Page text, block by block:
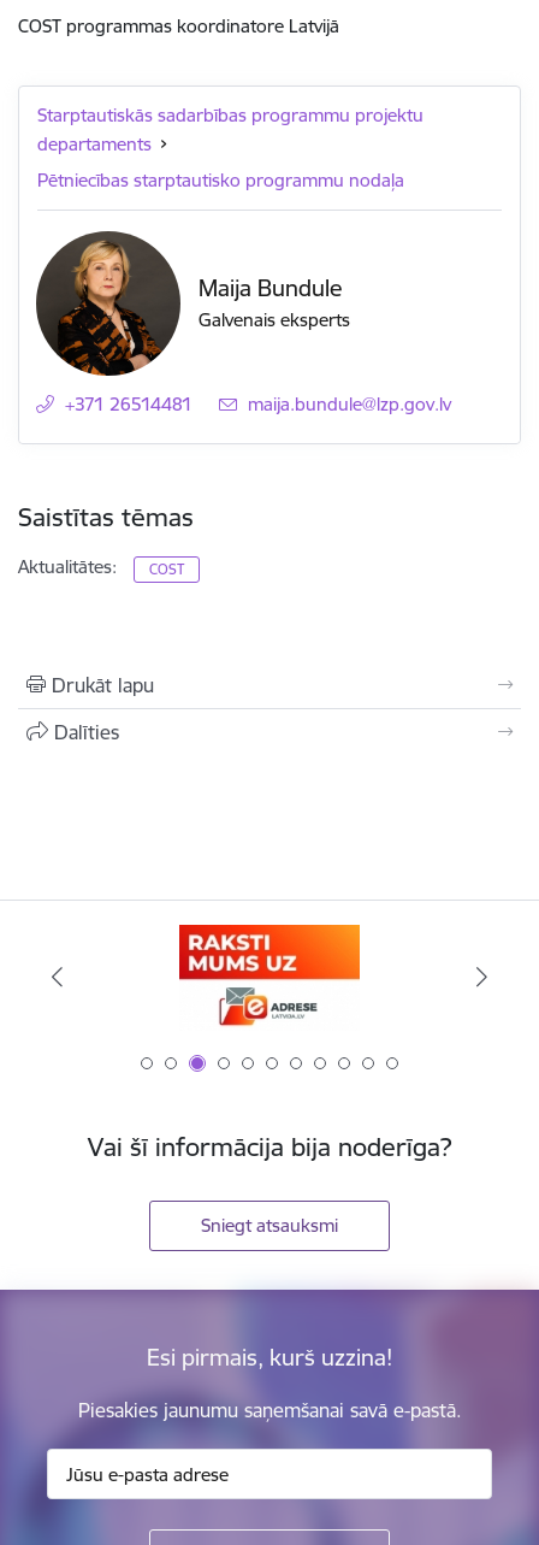
COST programmas koordinatore Latvijā
Starptautiskās sadarbības programmu projektu
departaments
Pētniecības starptautisko programmu nodaļa
Maija Bundule
Galvenais eksperts
+371 26514481 E-pasts:
maija.bundule@lzp.gov.lv
Saistītas tēmas
Aktualitātes: COST
Drukāt lapu
Dalīties
Vai šī informācija bija noderīga?
Sniegt atsauksmi
Esi pirmais, kurš uzzina!
Piesakies jaunumu saņemšanai savā e-pastā.